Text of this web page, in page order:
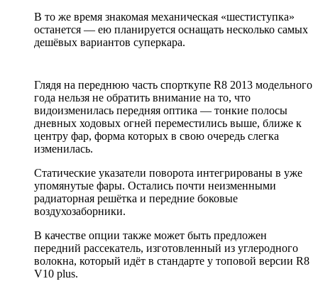
В то же время знакомая механическая «шестиступка»
останется — ею планируется оснащать несколько самых
дешёвых вариантов суперкара.
Глядя на переднюю часть спорткупе R8 2013 модельного
года нельзя не обратить внимание на то, что
видоизменилась передняя оптика — тонкие полосы
дневных ходовых огней переместились выше, ближе к
центру фар, форма которых в свою очередь слегка
изменилась.
Статические указатели поворота интегрированы в уже
упомянутые фары. Остались почти неизменными
радиаторная решётка и передние боковые
воздухозаборники.
В качестве опции также может быть предложен
передний рассекатель, изготовленный из углеродного
волокна, который идёт в стандарте у топовой версии R8
V10 plus.